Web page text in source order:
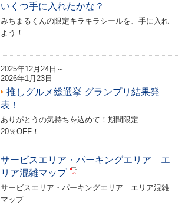
いくつ手に入れたかな？
みちまるくんの限定キラキラシールを、手に入れ
よう！
2025年12月24日～
2026年1月23日
推しグルメ総選挙 グランプリ結果発
表！
ありがとうの気持ちを込めて！期間限定
20％OFF！
サービスエリア・パーキングエリア エ
リア混雑マップ
サービスエリア・パーキングエリア エリア混雑
マップ